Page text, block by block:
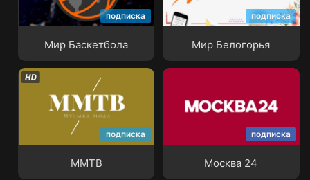
подписка
Мир Баскетбола
Мир Баскетбола
подписка
Мир Белогорья
Мир Белогорья
подписка
ММТВ
подписка
Москва 24